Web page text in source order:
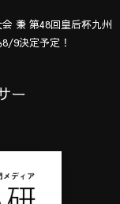
兼 第48回皇后杯九州
9決定予定！
ー